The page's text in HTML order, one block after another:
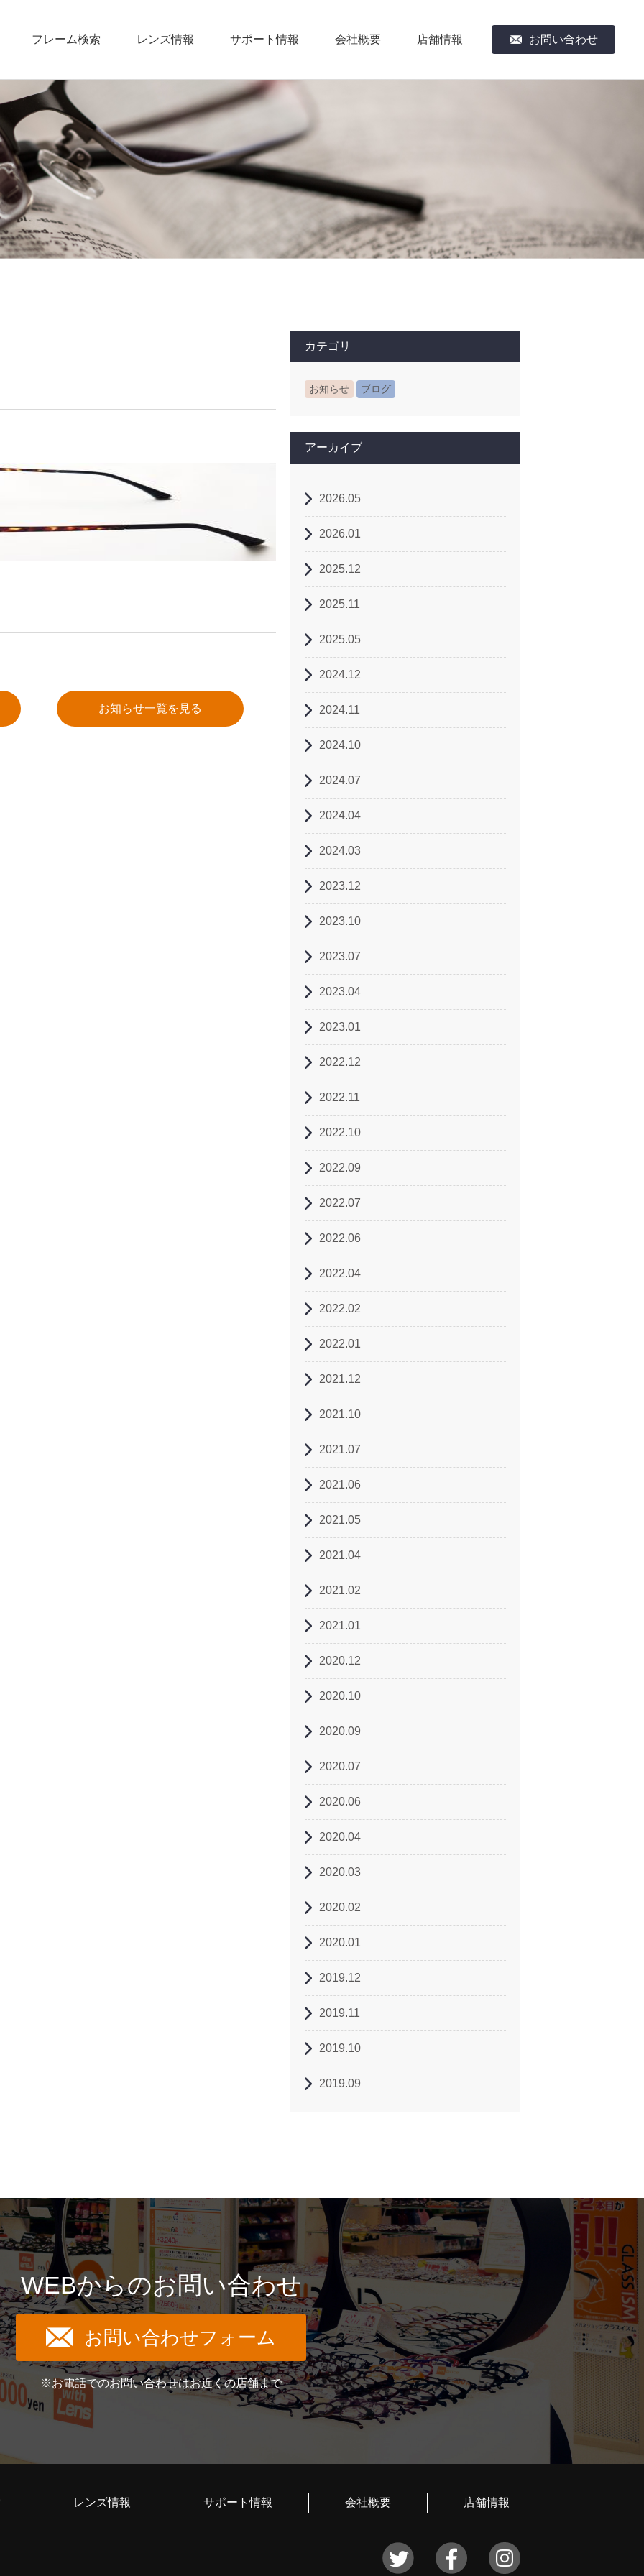
フレーム検索 レンズ情報 サポート情報 会社概要 店舗情報 お問い合わせ
お知らせ一覧を見る
カテゴリ
お知らせ ブログ
アーカイブ
2026.05
2026.01
2025.12
2025.11
2025.05
2024.12
2024.11
2024.10
2024.07
2024.04
2024.03
2023.12
2023.10
2023.07
2023.04
2023.01
2022.12
2022.11
2022.10
2022.09
2022.07
2022.06
2022.04
2022.02
2022.01
2021.12
2021.10
2021.07
2021.06
2021.05
2021.04
2021.02
2021.01
2020.12
2020.10
2020.09
2020.07
2020.06
2020.04
2020.03
2020.02
2020.01
2019.12
2019.11
2019.10
2019.09
WEBからのお問い合わせ
お問い合わせフォーム
※お電話でのお問い合わせはお近くの店舗まで
レンズ情報 サポート情報 会社概要 店舗情報